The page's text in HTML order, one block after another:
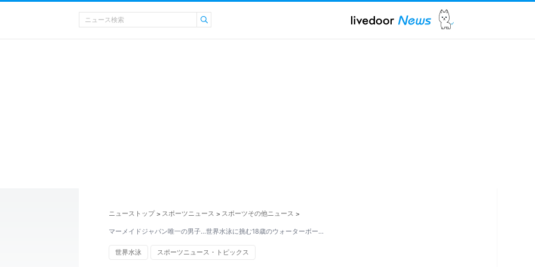
ニューストップ > スポーツニュース > スポーツその他ニュース >
マーメイドジャパン唯一の男子…世界水泳に挑む18歳のウォーターボー…
世界水泳 スポーツニュース・トピックス